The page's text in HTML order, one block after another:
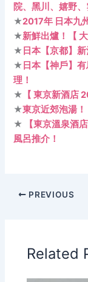
院、黑川、嬉野
★2017年 日本九
★新鮮出爐！【
★ 日本【京都】
★ 日本【神戶】
理！
★ 【 東京新酒店
★東京近郊泡湯
★
【東京溫泉酒
風呂推介！
PREVIOUS
Related